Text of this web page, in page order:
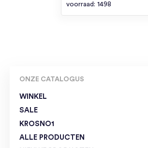
ONZE CATALOGUS
WINKEL
SALE
KROSNO1
ALLE PRODUCTEN
voorraad: 1498